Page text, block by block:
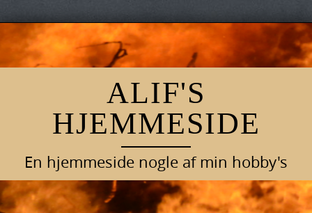
content
ALIF'S
HJEMMESIDE
En hjemmeside nogle af min hobby's